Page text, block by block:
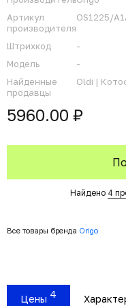
Артикул
производителя
OS1225/
Штрихкод
-
Модель
-
Найденные
продавцы
Oldi |
5960.00 ₽
Найдено 4
Все товары бренда Origo
Цены 4